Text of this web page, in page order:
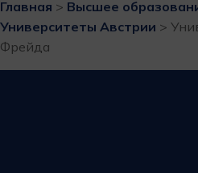
Главная > Высшее
Университеты Австрии >
Фрейда